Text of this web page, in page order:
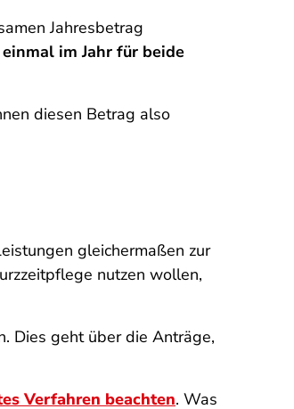
Jahresbetrag
einmal im Jahr für beide
diesen Betrag also
gleichermaßen zur
nutzen wollen,
Dies geht über die Anträge,
Verfahren beachten. Was